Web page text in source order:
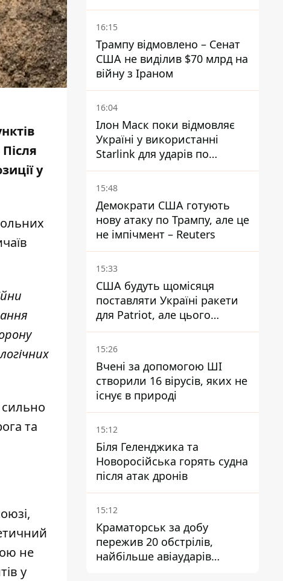
у
сильно
та
не
у
16:15
Трампу відмовлено – Сенат
США не виділив $70 млрд на
війну з Іраном
16:04
Ілон Маск поки відмовляє
Україні у використанні
Starlink для ударів по
території Росії – ЗМІ
15:48
Демократи США готують
нову атаку по Трампу, але це
не імпічмент – Reuters
15:33
США будуть щомісяця
поставляти Україні ракети
для Patriot, але цього
недостатньо - Зеленський
15:26
Вчені за допомогою ШІ
створили 16 вірусів, яких не
існує в природі
15:12
Біля Геленджика та
Новоросійська горять судна
після атак дронів
15:12
Краматорськ за добу
пережив 20 обстрілів,
найбільше авіаударів